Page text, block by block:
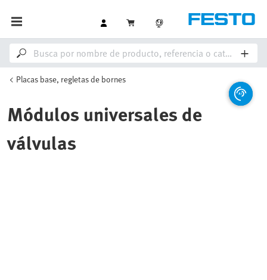
Placas base, regletas de bornes
Módulos universales de
válvulas